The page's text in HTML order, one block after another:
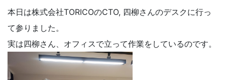
本日は株式会社TORICOのCTO, 四柳さんのデスクに行っ
て参りました。
実は四柳さん、オフィスで立って作業をしているのです。